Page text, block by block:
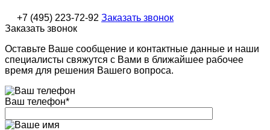
+7 (495) 223-72-92 Заказать звонок
Заказать звонок
Оставьте Ваше сообщение и контактные данные и наши
специалисты свяжутся с Вами в ближайшее рабочее
время для решения Вашего вопроса.
Ваш телефон*